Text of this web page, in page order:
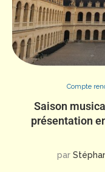
Compte
Saison
présentation
par